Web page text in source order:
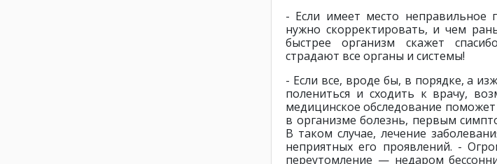
- Если имеет место неправильное
нужно скорректировать, и чем
быстрее организм скажет
страдают все органы и системы!
- Если все, вроде бы, в порядке, а
полениться и сходить к врачу,
медицинское обследование
в организме болезнь, первым
В таком случае, лечение
неприятных его проявлений. -
переутомление — недаром